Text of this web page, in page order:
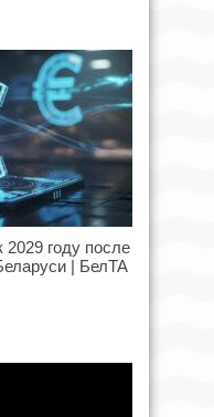
2029 году после
| БелТА